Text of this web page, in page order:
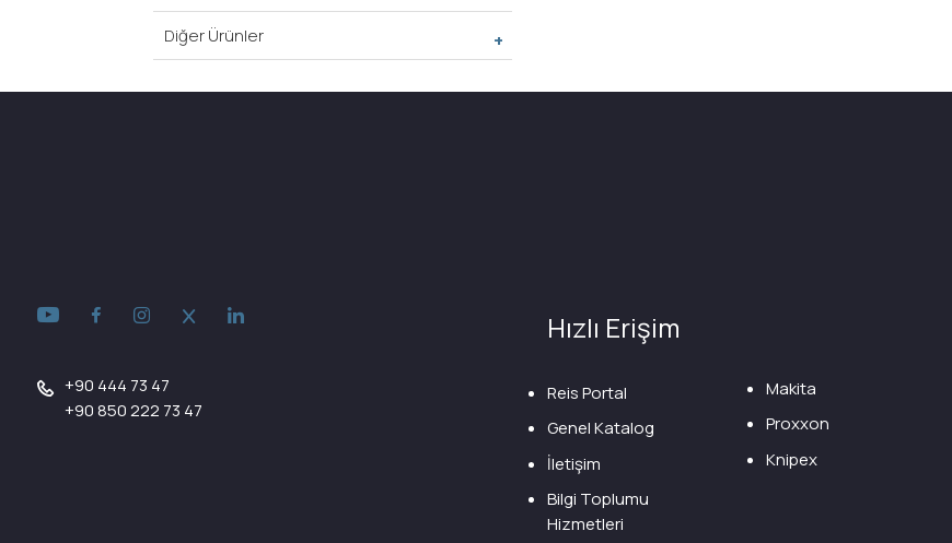
Diğer Ürünler
+90 444 73 47
+90 850 222 73 47
Hızlı Erişim
Reis Portal
Genel Katalog
İletişim
Bilgi Toplumu
Hizmetleri
Makita
Proxxon
Knipex